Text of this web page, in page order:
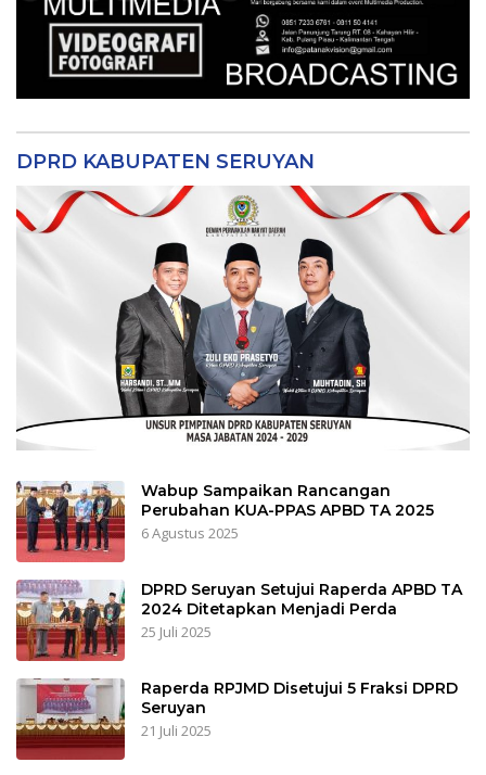
DPRD KABUPATEN SERUYAN
Wabup Sampaikan Rancangan
Perubahan KUA-PPAS APBD TA 2025
6 Agustus 2025
DPRD Seruyan Setujui Raperda APBD TA
2024 Ditetapkan Menjadi Perda
25 Juli 2025
Raperda RPJMD Disetujui 5 Fraksi DPRD
Seruyan
21 Juli 2025